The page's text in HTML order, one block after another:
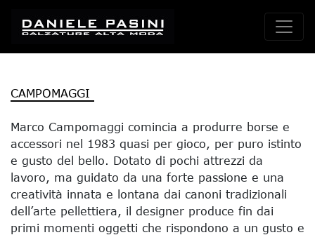
CAMPOMAGGI
Marco Campomaggi comincia a produrre borse e
accessori nel 1983 quasi per gioco, per puro istinto
e gusto del bello. Dotato di pochi attrezzi da
lavoro, ma guidato da una forte passione e una
creatività innata e lontana dai canoni tradizionali
dell’arte pellettiera, il designer produce fin dai
primi momenti oggetti che rispondono a un gusto e